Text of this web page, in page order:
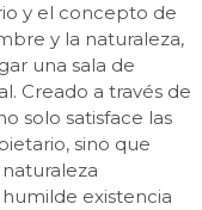
y el concepto de
y la naturaleza,
una sala de
Creado a través de
solo satisface las
sino que
existencia